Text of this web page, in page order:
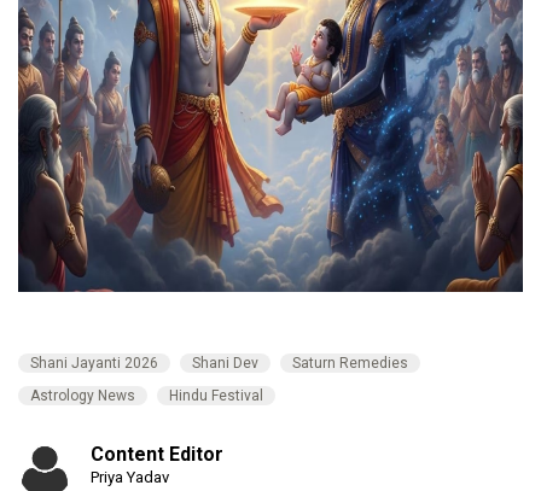
Shani Jayanti 2026 Shani Dev
Saturn Remedies
Astrology News
Hindu Festival
Content Editor
Priya Yadav